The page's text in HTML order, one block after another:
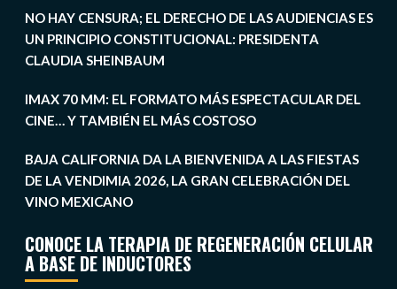
NO HAY CENSURA; EL DERECHO DE LAS AUDIENCIAS ES
UN PRINCIPIO CONSTITUCIONAL: PRESIDENTA
CLAUDIA SHEINBAUM
IMAX 70 MM: EL FORMATO MÁS ESPECTACULAR DEL
CINE… Y TAMBIÉN EL MÁS COSTOSO
BAJA CALIFORNIA DA LA BIENVENIDA A LAS FIESTAS
DE LA VENDIMIA 2026, LA GRAN CELEBRACIÓN DEL
VINO MEXICANO
CONOCE LA TERAPIA DE REGENERACIÓN CELULAR
A BASE DE INDUCTORES